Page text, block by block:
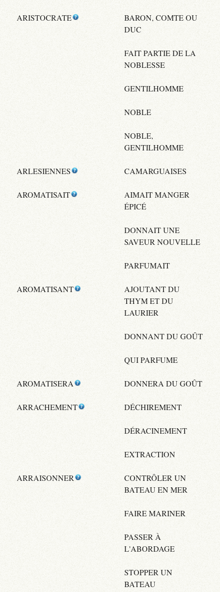
ARISTOCRATE
BARON, COMTE OU
DUC
FAIT PARTIE DE LA
NOBLESSE
GENTILHOMME
NOBLE
NOBLE,
GENTILHOMME
ARLESIENNES CAMARGUAISES
AROMATISAIT
AIMAIT MANGER
ÉPICÉ
DONNAIT UNE
SAVEUR NOUVELLE
PARFUMAIT
AROMATISANT
AJOUTANT DU
THYM ET DU
LAURIER
DONNANT DU GOÛT
QUI PARFUME
AROMATISERA DONNERA DU GOÛT
ARRACHEMENT DÉCHIREMENT
DÉRACINEMENT
EXTRACTION
ARRAISONNER
CONTRÔLER UN
BATEAU EN MER
FAIRE MARINER
PASSER À
L'ABORDAGE
STOPPER UN
BATEAU